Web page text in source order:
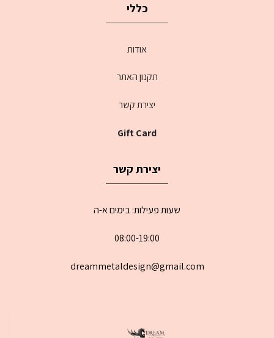
כללי
אודות
תקנון האתר
יצירת קשר
Gift Card
יצירת קשר
שעות פעילות: בימים א-ה
08:00-19:00
dreammetaldesign@gmail.com